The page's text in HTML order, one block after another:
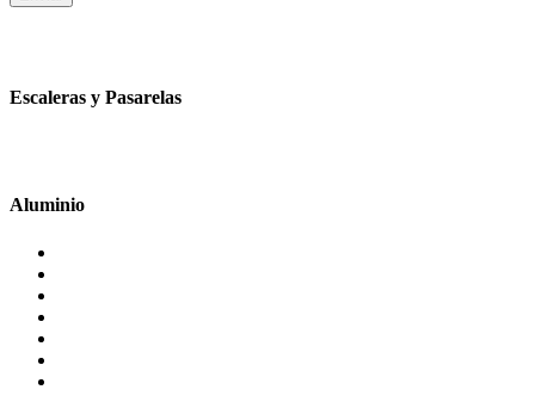
Escaleras y Pasarelas
Aluminio